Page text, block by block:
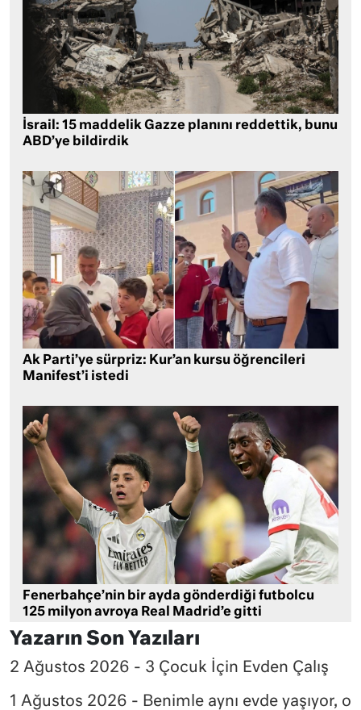
İsrail: 15 maddelik Gazze planını reddettik, bunu
ABD’ye bildirdik
Ak Parti’ye sürpriz: Kur’an kursu öğrencileri
Manifest’i istedi
Fenerbahçe’nin bir ayda gönderdiği futbolcu
125 milyon avroya Real Madrid’e gitti
Yazarın Son Yazıları
2 Ağustos 2026 - 3 Çocuk İçin Evden Çalış
1 Ağustos 2026 - Benimle aynı evde yaşıyor, o